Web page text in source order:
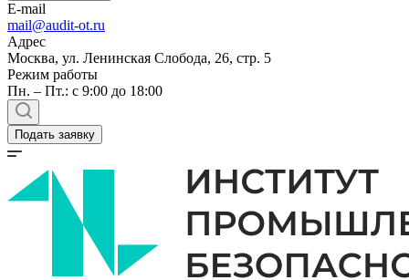
E-mail
mail@audit-ot.ru
Адрес
Москва, ул. Ленинская Слобода, 26, стр. 5
Режим работы
Пн. – Пт.: с 9:00 до 18:00
Подать заявку